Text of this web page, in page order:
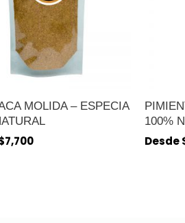
MOLIDA – ESPECIA
7,700
100%
Desde